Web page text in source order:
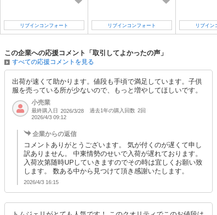
参考上代 オープンプライス
SD品番：12166279S21
8-4ブラック/A140cm
参考上代
SD品番：12166279S22
8-4ブラック/A150cm
参考上代 オープンプライス
リブインコンフォート リブインコンフォート リブイン
この企業への応援コメント「取引してよかったの声」
すべての応援コメントを見る
出荷が速くて助かります。値段も手頃で満足しています。子供
服を売っている所が少ないので、もっと増やしてほしいです。
小売業
最終購入日 2026/3/28 過去1年の購入回数 2回
2026/4/3 09:12
企業からの返信
コメントありがとうございます。 気が付くのが遅くて申し
訳ありません。 中東情勢のせいで入荷が遅れております。
入荷次第随時UPしていきますのでその時は宜しくお願い致
します。 数ある中から見つけて頂き感謝いたします。
2026/4/3 16:15